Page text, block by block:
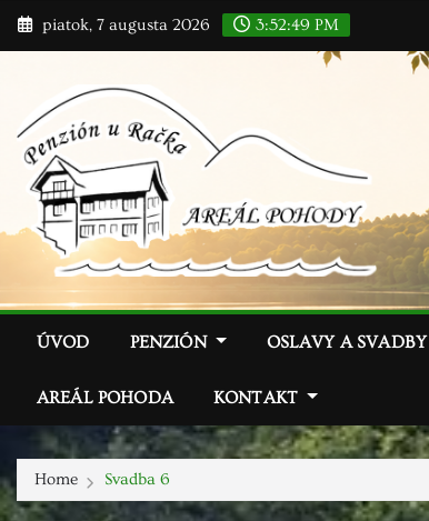
Skip
piatok, 7 augusta 2026 3:52:50 PM
ÚVOD PENZIÓN OSLAVY A SVADBY
AREÁL POHODA KONTAKT
Home Svadba 6